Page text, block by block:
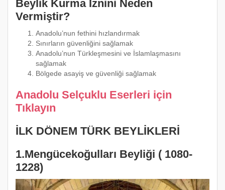
Beylik Kurma İznini Neden
Vermiştir?
Anadolu’nun fethini hızlandırmak
Sınırların güvenliğini sağlamak
Anadolu’nun Türkleşmesini ve İslamlaşmasını
sağlamak
Bölgede asayiş ve güvenliği sağlamak
Anadolu Selçuklu Eserleri için
Tıklayın
İLK DÖNEM TÜRK BEYLİKLERİ
1.Mengücekoğulları Beyliği ( 1080-
1228)